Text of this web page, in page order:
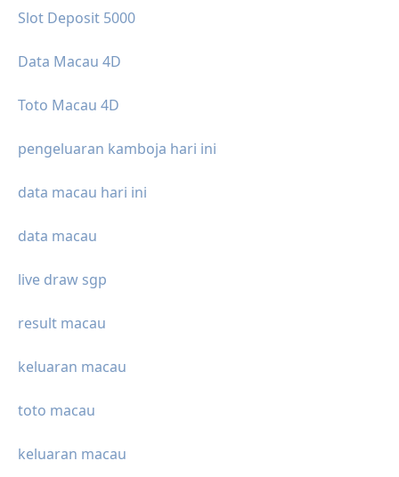
Slot Deposit 5000
Data Macau 4D
Toto Macau 4D
pengeluaran kamboja hari ini
data macau hari ini
data macau
live draw sgp
result macau
keluaran macau
toto macau
keluaran macau